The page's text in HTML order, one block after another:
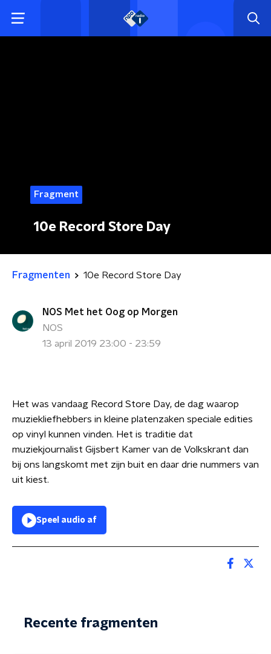
Fragment
10e Record Store Day
Fragmenten 10e Record Store Day
NOS Met het Oog op Morgen
NOS
13 april 2019 23:00 - 23:59
Het was vandaag Record Store Day, de dag waarop
muziekliefhebbers in kleine platenzaken speciale edities
op vinyl kunnen vinden. Het is traditie dat
muziekjournalist Gijsbert Kamer van de Volkskrant dan
bij ons langskomt met zijn buit en daar drie nummers van
uit kiest.
Speel audio af
Recente fragmenten